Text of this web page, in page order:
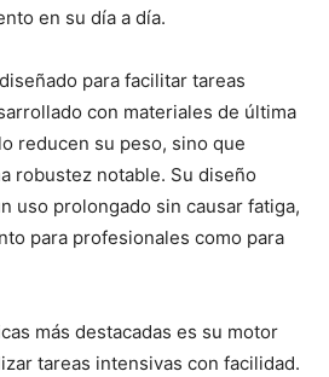
en su día a día.
para facilitar tareas
con materiales de última
reducen su peso, sino que
robustez notable. Su diseño
uso prolongado sin causar fatiga,
para profesionales como para
más destacadas es su motor
tareas intensivas con facilidad.